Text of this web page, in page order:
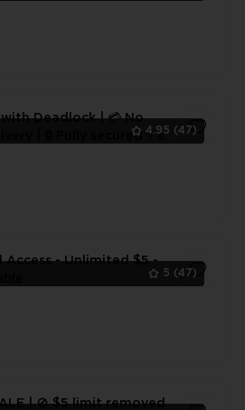
4.95 (47)
with Deadlock | 💳 No
| 🔒 Fully secured ⚡🔼
5 (47)
Access - Unlimited $5 -
| 🚫 $5 limit removed